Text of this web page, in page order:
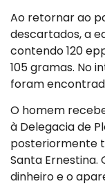
Ao retornar ao
descartados, a
contendo 120
105 gramas. No
foram
O homem
à Delegacia de
posteriormente
Santa Ernestina.
dinheiro e o